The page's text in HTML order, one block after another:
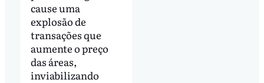
cause uma
explosão de
transações que
aumente o preço
das áreas,
inviabilizando